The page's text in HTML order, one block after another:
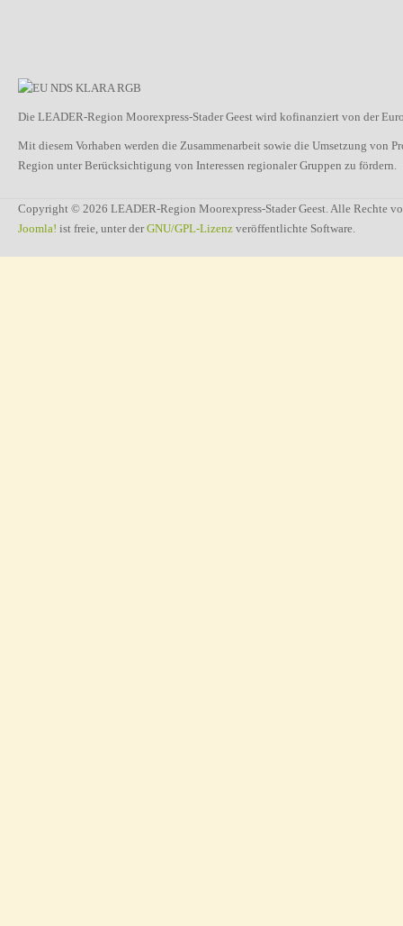
Die LEADER-Region Moorexpress-Stader Geest wird kofinanziert von der
Mit diesem Vorhaben werden die Zusammenarbeit sowie die Umsetzung
Region unter Berücksichtigung von Interessen regionaler Gruppen zu fördern.
Copyright © 2026 LEADER-Region Moorexpress-Stader Geest. Alle Rechte
Joomla! ist freie, unter derGNU/GPL-Lizenz veröffentlichte Software.